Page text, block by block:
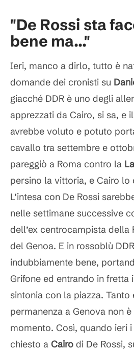
"De Rossi sta
bene ma..."
Ieri, manco a dirlo, tutto è
domande dei cronisti su
giacché DDR è uno degli
apprezzati da Cairo, si sa, e
avrebbe voluto e potuto
cavallo tra settembre e
pareggiò a Roma contro la
persino la vittoria, e Cairo lo
L’intesa con De Rossi
nelle settimane successive
dell’ex centrocampista della
del Genoa. E in rossoblù
indubbiamente bene,
Grifone ed entrando in fretta
sintonia con la piazza. Tanto
permanenza a Genova non
momento. Così, quando ieri
chiesto a Cairo di De Rossi,